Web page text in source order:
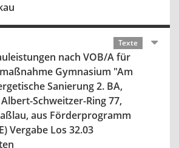
Texte
nach VOB/A für
Gymnasium "Am
Sanierung 2. BA,
Schweitzer-Ring 77,
aus Förderprogramm
Vergabe Los 32.03